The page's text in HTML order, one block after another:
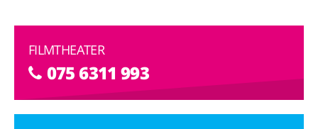
FILMTHEATER
075 6311 993